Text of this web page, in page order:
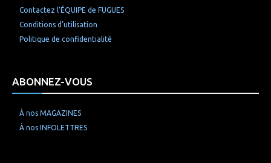
Contactez l’ÉQUIPE de FUGUES
Conditions d’utilisation
Politique de confidentialité
ABONNEZ-VOUS
À nos MAGAZINES
À nos INFOLETTRES